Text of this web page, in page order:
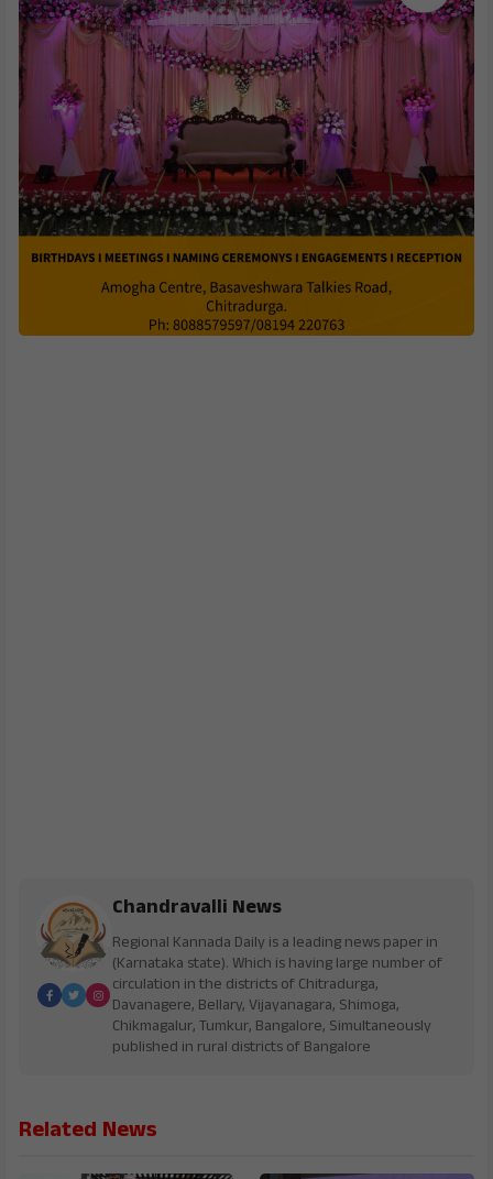
Chandravalli News
Regional Kannada Daily is a leading news paper in
(Karnataka state). Which is having large number of
circulation in the districts of Chitradurga,
Davanagere, Bellary, Vijayanagara, Shimoga,
Chikmagalur, Tumkur, Bangalore, Simultaneously
published in rural districts of Bangalore
Related News